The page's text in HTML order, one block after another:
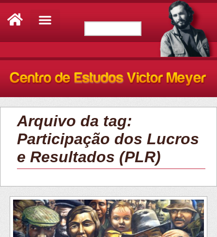
Arquivo da tag:
Participação dos Lucros
e Resultados (PLR)